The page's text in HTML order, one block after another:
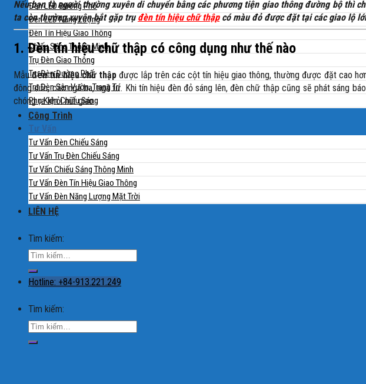
Đèn LED Đường Phố
Đèn LED Năng Lượng
Đèn Tín Hiệu Giao Thông
Chiếu Sáng Thông Minh
Trụ Đèn Giao Thông
Trụ Đèn Đường Phố
Trụ Đèn Sân Vườn, Trang Trí
Phụ Kiện Chiếu Sáng
Công Trình
Tư Vấn
Tư Vấn Đèn Chiếu Sáng
Tư Vấn Trụ Đèn Chiếu Sáng
Tư Vấn Chiếu Sáng Thông Minh
Tư Vấn Đèn Tín Hiệu Giao Thông
Tư Vấn Đèn Năng Lượng Mặt Trời
LIÊN HỆ
Tìm kiếm:
Hotline: +84-913.221.249
Tìm kiếm:
Nếu bạn là người thường xuyên di chuyển bằng các phương tiện giao thông đường bộ thì
ta còn thường xuyên bắt gặp trụ đèn tín hiệu chữ thậpcó màu đỏ được đặt tại các giao lộ
1. Đèn tín hiệu chữ thập có công dụng như thế nào
Mẫuđèn tín hiệu chữ thập được lắp trên các cột tín hiệu giao thông, thường được đặt cao
đông đúc, các ngã ba, ngã tư. Khi tín hiệu đèn đỏ sáng lên, đèn chữ thập cũng sẽ phát sáng
chóng ra khỏi nút giao.